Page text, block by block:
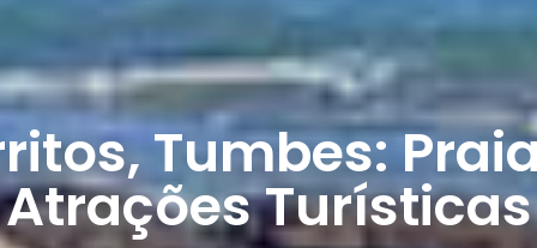
Tumbes:
Atrações Turísticas